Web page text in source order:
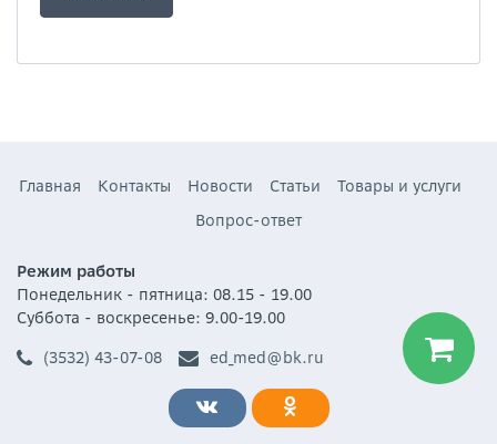
Главная Контакты Новости Статьи
Товары и услуги
Вопрос-ответ
Режим работы
Понедельник - пятница: 08.15 - 19.00
Суббота - воскресенье: 9.00-19.00
(3532) 43-07-08
ed_med@bk.ru